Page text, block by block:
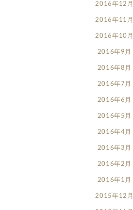
2016年12月
2016年11月
2016年10月
2016年9月
2016年8月
2016年7月
2016年6月
2016年5月
2016年4月
2016年3月
2016年2月
2016年1月
2015年12月